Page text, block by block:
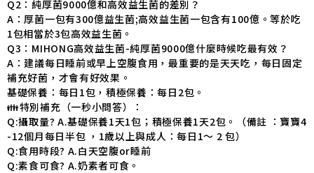
Q2：純厚菌9000億和高效益生菌的差別？
A：厚菌一包有300億益生菌;高效益生菌一包含有100億。等於吃
1包相當於3包高效益生菌。
Q3：MIHONG高效益生菌-純厚菌9000億什麼時候吃最有效？
A：建議每日睡前或早上空腹食用，最重要的是天天吃，每日固定
補充好菌，才會有好效果。
基礎保養：每日1包，積極保養：每日2包。
👪特別補充（一秒小問答）：
Q:攝取量? A.基礎保養1天1包；積極保養1天2包。（備註 ：寶寶4
-12個月每日半包 ，1歲以上與成人：每日1～ 2 包）
Q:食用時段? A.白天空腹or睡前
Q:素食可食? A.奶素者可食。